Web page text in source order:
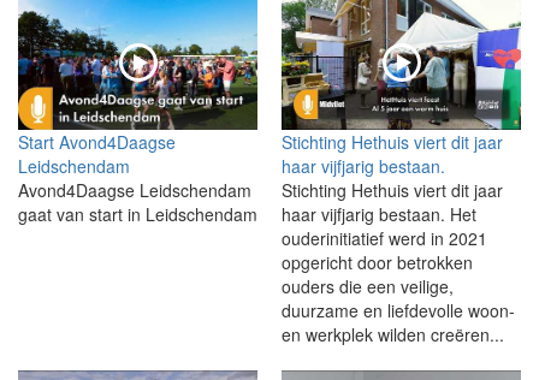
Start Avond4Daagse
Leidschendam
Avond4Daagse Leidschendam
gaat van start in Leidschendam
Stichting Hethuis viert dit jaar
haar vijfjarig bestaan.
Stichting Hethuis viert dit jaar
haar vijfjarig bestaan. Het
ouderinitiatief werd in 2021
opgericht door betrokken
ouders die een veilige,
duurzame en liefdevolle woon-
en werkplek wilden creëren...